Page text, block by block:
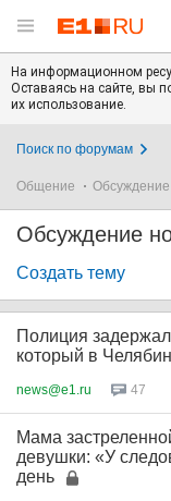
На информационном
Оставаясь на сайте, вы
их использование.
Поиск по форумам
Общение Обсуждение
Обсуждение
Создать тему
Полиция
который в
news@e1.ru 47
Мама
девушки: «У
день